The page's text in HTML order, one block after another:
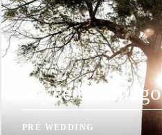
Joyce & Thiago
PRÉ WEDDING